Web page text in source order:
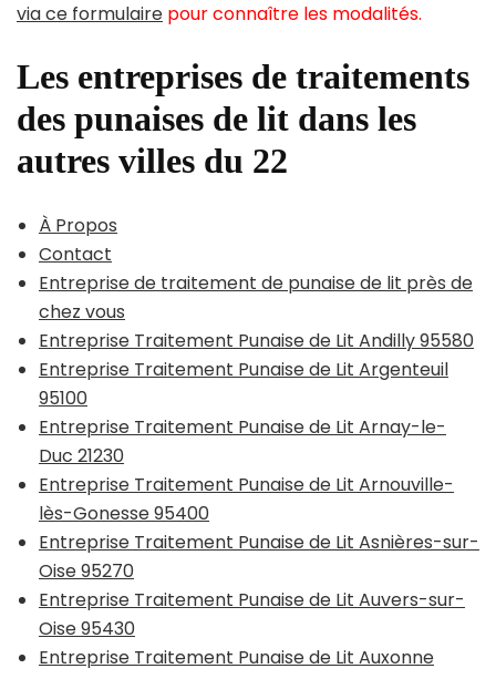
via ce formulaire pour connaître les modalités.
Les entreprises de traitements
des punaises de lit dans les
autres villes du 22
À Propos
Contact
Entreprise de traitement de punaise de lit près de
chez vous
Entreprise Traitement Punaise de Lit Andilly 95580
Entreprise Traitement Punaise de Lit Argenteuil
95100
Entreprise Traitement Punaise de Lit Arnay-le-
Duc 21230
Entreprise Traitement Punaise de Lit Arnouville-
lès-Gonesse 95400
Entreprise Traitement Punaise de Lit Asnières-sur-
Oise 95270
Entreprise Traitement Punaise de Lit Auvers-sur-
Oise 95430
Entreprise Traitement Punaise de Lit Auxonne